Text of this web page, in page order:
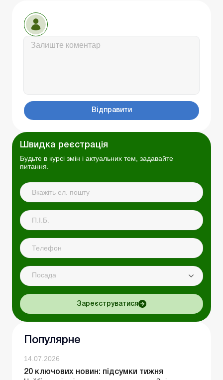
Відправити
Швидка реєстрація
Будьте в курсі змін і актуальних тем, задавайте
питання.
Посада
Зареєструватися
Популярне
14.07.2026
20 ключових новин: підсумки тижня